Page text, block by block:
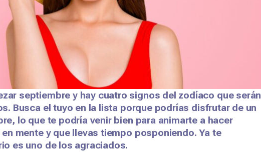
septiembre y hay cuatro signos del zodíaco que serán
Busca el tuyo en la lista porque podrías disfrutar de un
lo que te podría venir bien para animarte a hacer
mente y que llevas tiempo posponiendo. Ya te
es uno de los agraciados.